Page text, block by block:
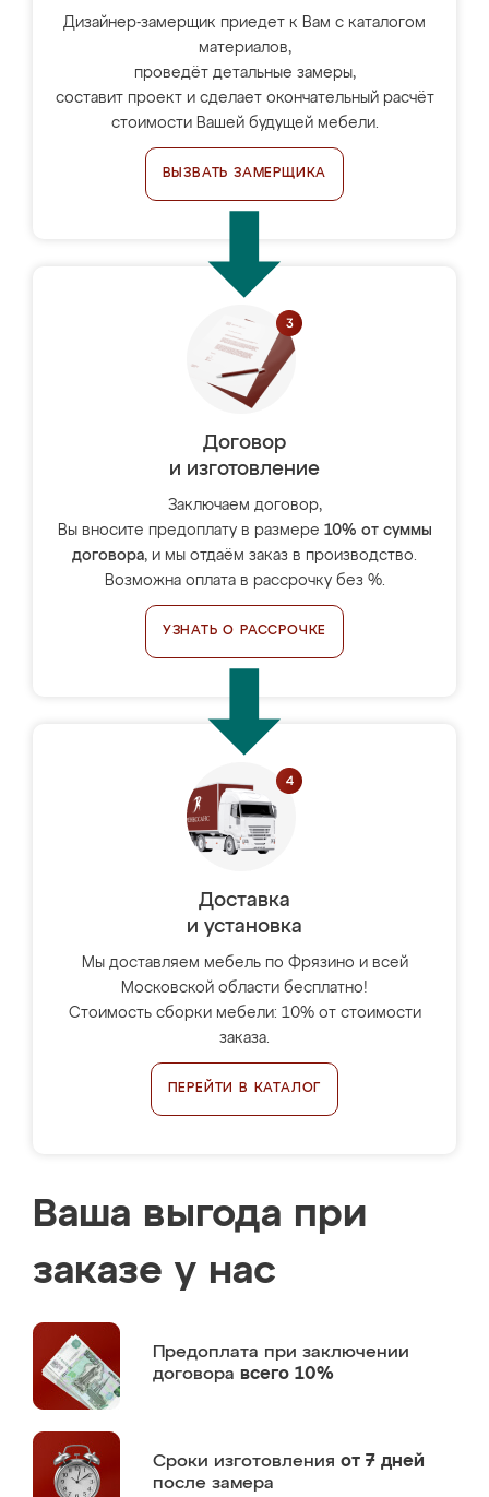
Дизайнер-замерщик приедет к Вам с каталогом
материалов,
проведёт детальные замеры,
составит проект и сделает окончательный расчёт
стоимости Вашей будущей мебели.
ВЫЗВАТЬ ЗАМЕРЩИКА
Договор
и изготовление
Заключаем договор,
Вы вносите предоплату в размере 10% от суммы
договора, и мы отдаём заказ в производство.
Возможна оплата в рассрочку без %.
УЗНАТЬ О РАССРОЧКЕ
Доставка
и установка
Мы доставляем мебель по Фрязино и всей
Московской области бесплатно!
Стоимость сборки мебели: 10% от стоимости
заказа.
ПЕРЕЙТИ В КАТАЛОГ
Ваша выгода при
заказе у нас
Предоплата при заключении
договора всего 10%
Сроки изготовления от 7 дней
после замера